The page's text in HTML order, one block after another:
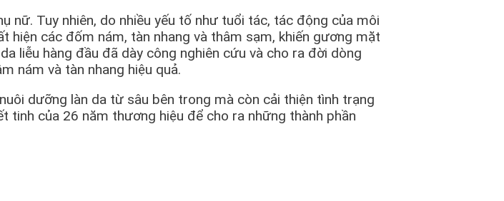
nữ. Tuy nhiên, do nhiều yếu tố như tuổi tác, tác động của môi
hiện các đốm nám, tàn nhang và thâm sạm, khiến gương mặt
liễu hàng đầu đã dày công nghiên cứu và cho ra đời dòng
nám và tàn nhang hiệu quả.
dưỡng làn da từ sâu bên trong mà còn cải thiện tình trạng
tinh của 26 năm thương hiệu để cho ra những thành phần